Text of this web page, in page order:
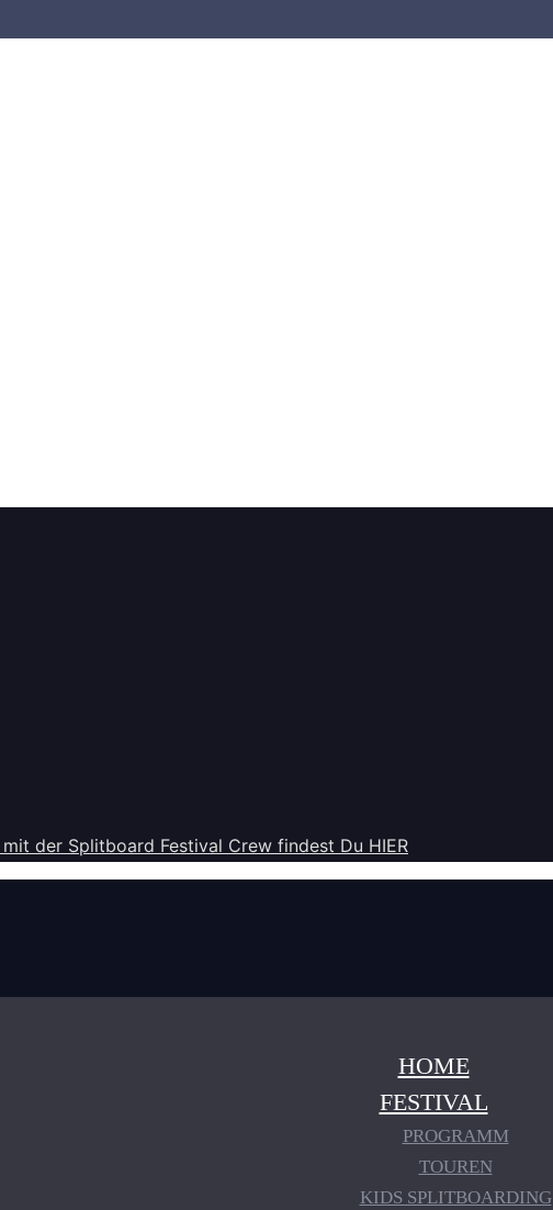
der Splitboard Festival Crew findest Du HIER
HOME
FESTIVAL
PROGRAMM
TOUREN
KIDS SPLITBOARDING